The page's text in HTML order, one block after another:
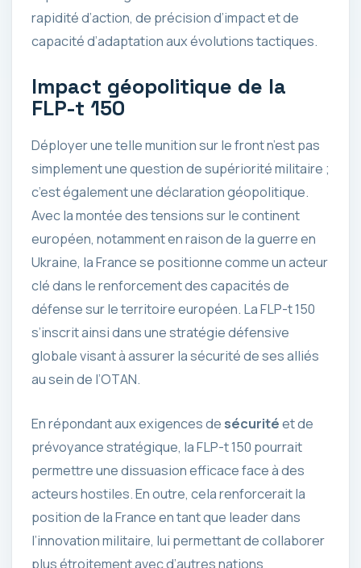
rapidité d’action, de précision d’impact et de
capacité d’adaptation aux évolutions tactiques.
Impact géopolitique de la
FLP-t 150
Déployer une telle munition sur le front n’est pas
simplement une question de supériorité militaire ;
c’est également une déclaration géopolitique.
Avec la montée des tensions sur le continent
européen, notamment en raison de la guerre en
Ukraine, la France se positionne comme un acteur
clé dans le renforcement des capacités de
défense sur le territoire européen. La FLP-t 150
s’inscrit ainsi dans une stratégie défensive
globale visant à assurer la sécurité de ses alliés
au sein de l’OTAN.
En répondant aux exigences de sécuritéet de
prévoyance stratégique, la FLP-t 150 pourrait
permettre une dissuasion efficace face à des
acteurs hostiles. En outre, cela renforcerait la
position de la France en tant que leader dans
l’innovation militaire, lui permettant de collaborer
plus étroitement avec d’autres nations